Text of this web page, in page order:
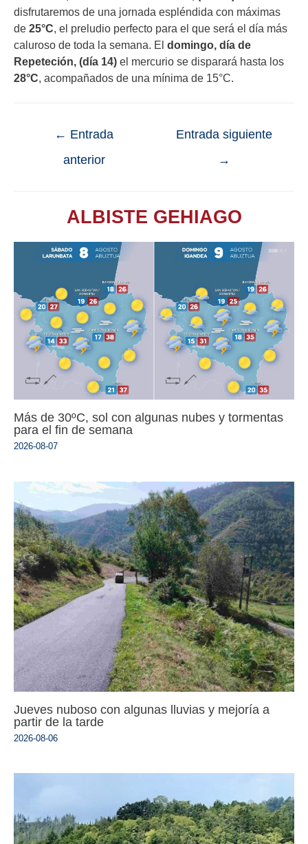
disfrutaremos de una jornada espléndida con máximas
de 25°C, el preludio perfecto para el que será el día más
caluroso de toda la semana. El domingo, día de
Repeteción, (día 14) el mercurio se disparará hasta los
28°C, acompañados de una mínima de 15°C.
← Entrada
anterior
Entrada siguiente
→
ALBISTE GEHIAGO
Más de 30ºC, sol con algunas nubes y tormentas
para el fin de semana
2026-08-07
Jueves nuboso con algunas lluvias y mejoría a
partir de la tarde
2026-08-06